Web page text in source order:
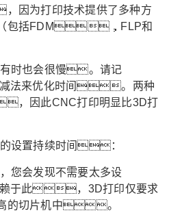
为打印技术提供了多种方
（包括FDM，FLP和
时也会很慢。请记
法来优化时间。两种
，因此CNC打印明显比3D打
设置持续时间：
会发现不需要太多设
于此，3D打印仅要求
的切片机中。